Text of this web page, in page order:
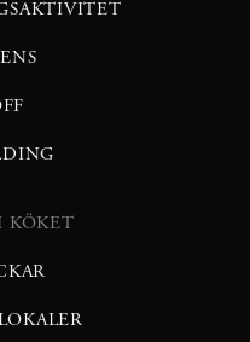
KÖKET